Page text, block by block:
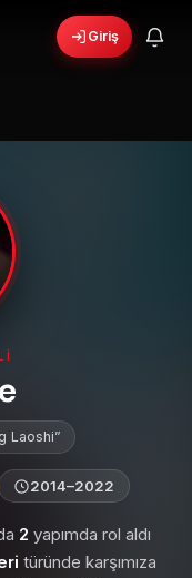
Giriş
Laoshi
2014–2022
2 yapımda rol aldı
türünde karşımıza